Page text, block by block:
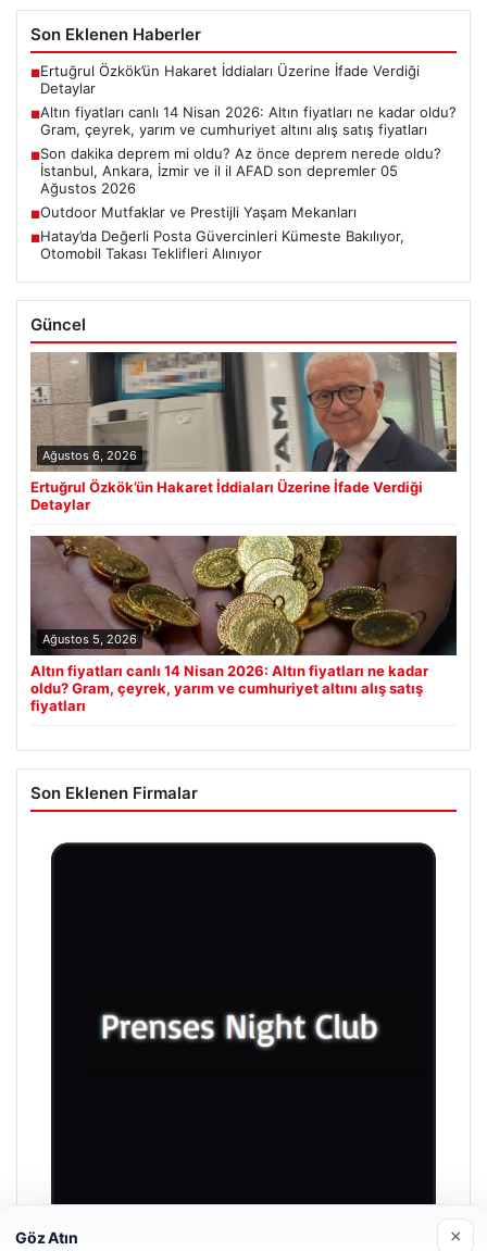
Son Eklenen Haberler
■Ertuğrul Özkök’ün Hakaret İddiaları Üzerine İfade Verdiği
Detaylar
■Altın fiyatları canlı 14 Nisan 2026: Altın fiyatları ne kadar oldu?
Gram, çeyrek, yarım ve cumhuriyet altını alış satış fiyatları
■Son dakika deprem mi oldu? Az önce deprem nerede oldu?
İstanbul, Ankara, İzmir ve il il AFAD son depremler 05
Ağustos 2026
■Outdoor Mutfaklar ve Prestijli Yaşam Mekanları
■Hatay’da Değerli Posta Güvercinleri Kümeste Bakılıyor,
Otomobil Takası Teklifleri Alınıyor
Güncel
Ağustos 6, 2026
Ertuğrul Özkök’ün Hakaret İddiaları Üzerine İfade Verdiği
Detaylar
Ağustos 5, 2026
Altın fiyatları canlı 14 Nisan 2026: Altın fiyatları ne kadar
oldu? Gram, çeyrek, yarım ve cumhuriyet altını alış satış
fiyatları
Son Eklenen Firmalar
Göz Atın ×